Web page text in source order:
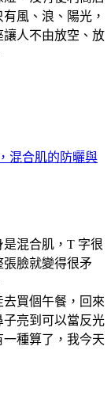
風、浪、陽光，
人不由放空、放
混合肌的防曬與
混合肌，T 字很
臉就變得很矛
買個午餐，回來
亮到可以當反光
種算了，我今天